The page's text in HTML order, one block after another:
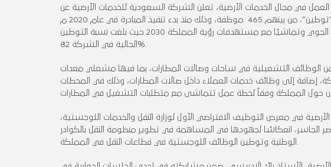
في مجال الخدمات الأرضية، تعلن الشركة السعودية للخدمات الأرضية عن
تمكنها من توظيف 1095 موظف سعودي تحت مظلة برنامج “توطين”، من بينهم 465 موظفة، وذلك منذ بدء تنفيذ المبادرة في عام 2020 م
وحتى نهاية عام 2021 م، بهدف رفع معدل التوطين في قطاع النقل الجوي وتماشيًا مع مستهدفات رؤية المملكة 2030 حيث بلغت نسبة التوطين
الحالية في الشركة 82%.
الوظائف التشغيلية في ساحات وصالات المطارات، بما فيها مشغلي معدات
إضافة إلى وظائف خدمات العملاء داخل صالات المطارات، وذلك في المحطات
في معرض التوظيف الافتراضي الأول لوزارة النقل والخدمات اللوجستية،
الجاسر، انعكاسًا لجهودها في المساهمة في تطوير منظومة النقل بالكوادر